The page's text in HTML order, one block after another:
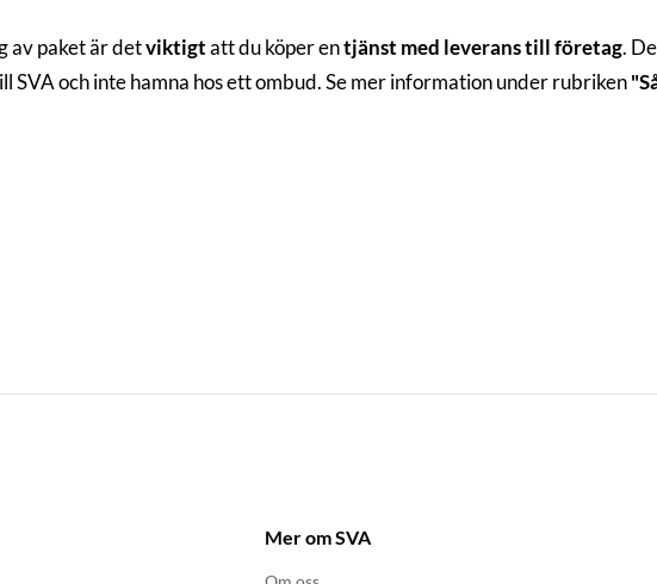
av paket är detviktigtatt du köper entjänst med leverans till företag.
SVA och inte hamna hos ett ombud. Se mer information under rubriken
Mer om SVA